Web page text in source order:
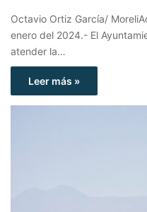
Octavio Ortiz García/
enero del 2024.- El
atender la…
Leer más »